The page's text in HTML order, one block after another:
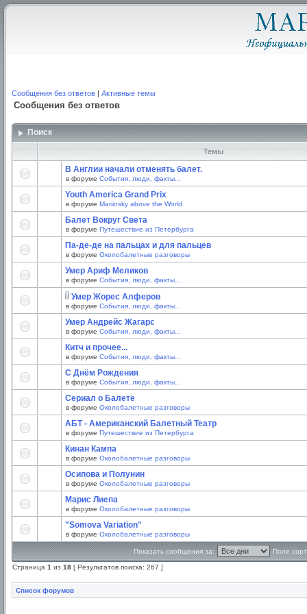
Сообщения без ответов | Активные темы
Сообщения без ответов
Поиск
Темы
В Англии начали отменять балет.
в форуме События, люди, факты...
Youth America Grand Prix
в форуме Mariinsky above the World
Балет Вокруг Света
в форуме Путешествие из Петербурга
Па-де-де на пальцах и для пальцев
в форуме Околобалетные разговоры
Умер Ариф Меликов
в форуме События, люди, факты...
Умер Жорес Алферов
в форуме События, люди, факты...
Умер Андрейс Жагарс
в форуме События, люди, факты...
Китч и прочее...
в форуме События, люди, факты...
С Днём Рождения
в форуме События, люди, факты...
Сериал о Балете
в форуме Околобалетные разговоры
АБТ - Американский Балетный Театр
в форуме Путешествие из Петербурга
Кинан Кампа
в форуме Околобалетные разговоры
Осипова и Полунин
в форуме Околобалетные разговоры
Марис Лиепа
в форуме Околобалетные разговоры
"Somova Variation"
в форуме Околобалетные разговоры
Показать сообщения за: Поле
Страница 1 из 18 [ Результатов поиска: 267 ]
Список форумов